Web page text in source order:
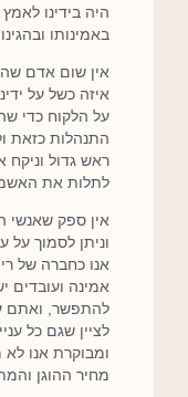
היה בידינו
באמינותו
אין שום אדם
איזה כשל על
על הלקוח כדי
התנהלות כזאת
ראש גדול וניקח
לתלות את
אין ספק שאנשי
וניתן לסמוך על
אנו כחברה של
אמינה ועובדים
להתפשר, ואתם
לציין שגם כל
ומבוקרת אנו לא
מחיר ההוגן